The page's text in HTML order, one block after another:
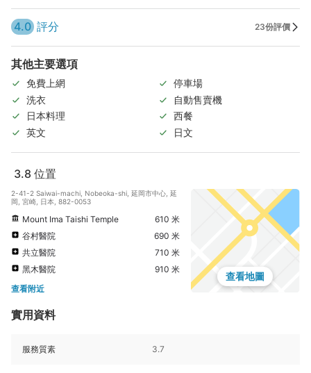
4.0 評分 23份評價
其他主要選項
免費上網
停車場
洗衣
自動售賣機
日本料理
西餐
英文
日文
3.8 位置
2-41-2 Saiwai-machi, Nobeoka-shi, 延岡市中心, 延
岡, 宮崎, 日本, 882-0053
Mount Ima Taishi Temple
610 米
谷村醫院
690 米
共立醫院
710 米
黑木醫院
910 米
查看附近
查看地圖
實用資料
服務質素 3.7